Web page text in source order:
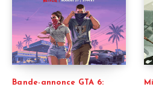
Bande-annonce GTA 6: